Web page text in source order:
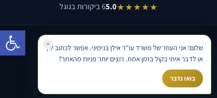
פתח ×
שלום! אני העוזר של משרד עו"ד אילן בנימיני. אפשר לכתוב לי,
או לדבר איתי בקול בזמן אמת. רוצים יותר פניות מהאתר?
בואו נדבר
★★★★★
5.06 ביקורות בגוגל
משרד עו"ד אילן בנימיני. כל הזכויות שמורות.
בניית אתר וקידום אתרים לעורכי דין ·Avinu SEO